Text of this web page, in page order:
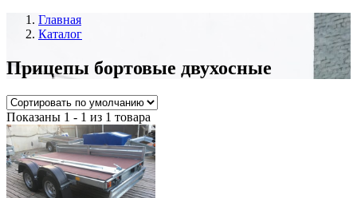
Главная
Каталог
Прицепы бортовые двухосные
Показаны 1 - 1 из 1 товара